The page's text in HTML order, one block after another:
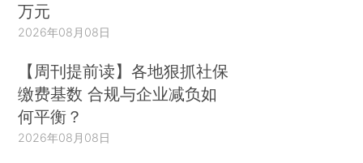
万元
2026年08月08日
【周刊提前读】各地狠抓社保
缴费基数 合规与企业减负如
何平衡？
2026年08月08日